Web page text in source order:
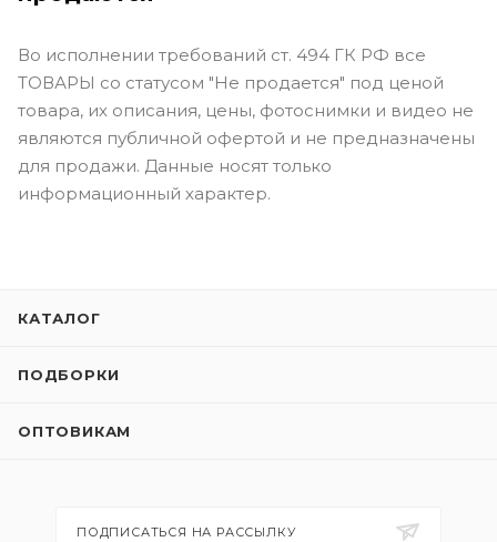
Во исполнении требований ст. 494 ГК РФ все
ТОВАРЫ со статусом "Не продается" под ценой
товара, их описания, цены, фотоснимки и видео не
являются публичной офертой и не предназначены
для продажи. Данные носят только
информационный характер.
КАТАЛОГ
ПОДБОРКИ
ОПТОВИКАМ
ПОДПИСАТЬСЯ НА РАССЫЛКУ